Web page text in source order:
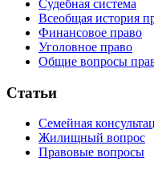
Судебная система
Всеобщая история
Финансовое право
Уголовное право
Общие вопросы
Статьи
Семейная
Жилищный вопрос
Правовые вопросы